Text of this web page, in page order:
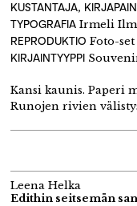
KUSTANTAJA,
TYPOGRAFIA Irmeli
REPRODUKTIO Foto-
KIRJAINTYYPPI
Kansi kaunis. Paperi
Runojen rivien
Leena Helka
Edithin seitsemän